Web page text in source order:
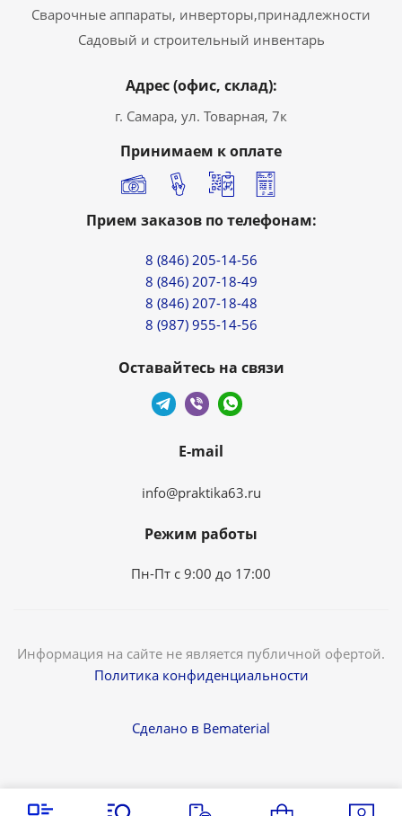
Сварочные аппараты, инверторы,принадлежности
Садовый и строительный инвентарь
Адрес (офис, склад):
г. Самара, ул. Товарная, 7к
Принимаем к оплате
Прием заказов по телефонам:
8 (846) 205-14-56
8 (846) 207-18-49
8 (846) 207-18-48
8 (987) 955-14-56
Оставайтесь на связи
E-mail
info@praktika63.ru
Режим работы
Пн-Пт с 9:00 до 17:00
Информация на сайте не является публичной офертой.
Политика конфиденциальности
Сделано в Bematerial